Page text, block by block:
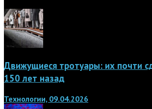
Движущиеся тротуары: их почти
150 лет назад
Технологии, 09.04.2026